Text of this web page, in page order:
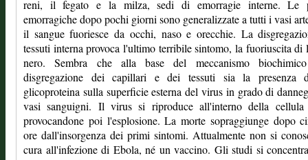
reni, il fegato e la milza, sedi di emorragie interne. Le
emorragiche dopo pochi giorni sono generalizzate a tutti i vasi
il sangue fuoriesce da occhi, naso e orecchie. La
tessuti interna provoca l'ultimo terribile sintomo, la fuoriuscita di
nero. Sembra che alla base del meccanismo
disgregazione dei capillari e dei tessuti sia la presenza
glicoproteina sulla superficie esterna del virus in grado di
vasi sanguigni. Il virus si riproduce all'interno della cellula
provocandone poi l'esplosione. La morte sopraggiunge dopo
ore dall'insorgenza dei primi sintomi. Attualmente non si
cura all'infezione di Ebola, né un vaccino. Gli studi si